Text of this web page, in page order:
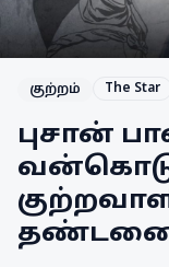
குற்றம் The Star
புசான்
தண்டனை